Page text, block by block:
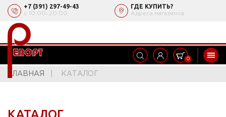
+7 (391) 297-49-43
с 10:00‒20:00
ГДЕ КУПИТЬ?
Адреса магазинов
0
ГЛАВНАЯ КАТАЛОГ